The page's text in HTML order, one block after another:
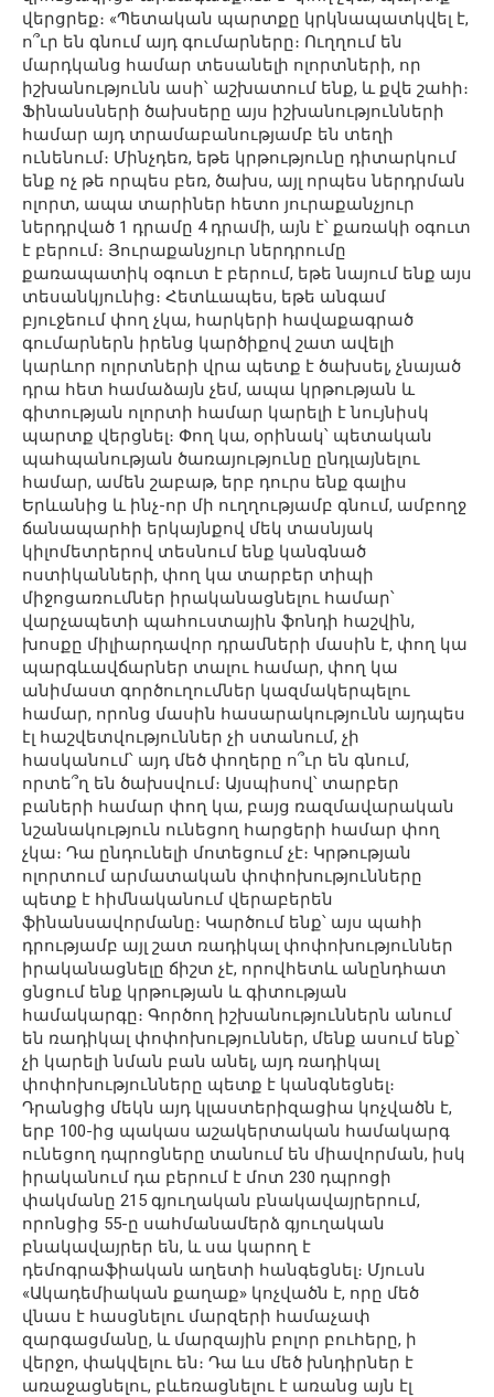
վերցրեք։ «Պետական պարտքը կրկնապատկվել է,
ո՞ւր են գնում այդ գումարները։ Ուղղում են
մարդկանց համար տեսանելի ոլորտների, որ
իշխանությունն ասի՝ աշխատում ենք, և քվե շահի։
Ֆինանսների ծախսերը այս իշխանությունների
համար այդ տրամաբանությամբ են տեղի
ունենում։ Մինչդեռ, եթե կրթությունը դիտարկում
ենք ոչ թե որպես բեռ, ծախս, այլ որպես ներդրման
ոլորտ, ապա տարիներ հետո յուրաքանչյուր
ներդրված 1 դրամը 4 դրամի, այն է՝ քառակի օգուտ
է բերում։ Յուրաքանչյուր ներդրումը
քառապատիկ օգուտ է բերում, եթե նայում ենք այս
տեսանկյունից։ Հետևապես, եթե անգամ
բյուջեում փող չկա, հարկերի հավաքագրած
գումարներն իրենց կարծիքով շատ ավելի
կարևոր ոլորտների վրա պետք է ծախսել, չնայած
դրա հետ համաձայն չեմ, ապա կրթության և
գիտության ոլորտի համար կարելի է նույնիսկ
պարտք վերցնել։ Փող կա, օրինակ՝ պետական
պահպանության ծառայությունը ընդլայնելու
համար, ամեն շաբաթ, երբ դուրս ենք գալիս
Երևանից և ինչ-որ մի ուղղությամբ գնում, ամբողջ
ճանապարհի երկայնքով մեկ տասնյակ
կիլոմետրերով տեսնում ենք կանգնած
ոստիկանների, փող կա տարբեր տիպի
միջոցառումներ իրականացնելու համար՝
վարչապետի պահուստային ֆոնդի հաշվին,
խոսքը միլիարդավոր դրամների մասին է, փող կա
պարգևավճարներ տալու համար, փող կա
անիմաստ գործուղումներ կազմակերպելու
համար, որոնց մասին հասարակությունն այդպես
էլ հաշվետվություններ չի ստանում, չի
հասկանում՝ այդ մեծ փողերը ո՞ւր են գնում,
որտե՞ղ են ծախսվում։ Այսպիսով՝ տարբեր
բաների համար փող կա, բայց ռազմավարական
նշանակություն ունեցող հարցերի համար փող
չկա։ Դա ընդունելի մոտեցում չէ։ Կրթության
ոլորտում արմատական փոփոխությունները
պետք է հիմնականում վերաբերեն
ֆինանսավորմանը։ Կարծում ենք՝ այս պահի
դրությամբ այլ շատ ռադիկալ փոփոխություններ
իրականացնելը ճիշտ չէ, որովհետև անընդհատ
ցնցում ենք կրթության և գիտության
համակարգը։ Գործող իշխանություններն անում
են ռադիկալ փոփոխություններ, մենք ասում ենք՝
չի կարելի նման բան անել, այդ ռադիկալ
փոփոխությունները պետք է կանգնեցնել։
Դրանցից մեկն այդ կլաստերիզացիա կոչվածն է,
երբ 100-ից պակաս աշակերտական համակարգ
ունեցող դպրոցները տանում են միավորման, իսկ
իրականում դա բերում է մոտ 230 դպրոցի
փակմանը 215 գյուղական բնակավայրերում,
որոնցից 55-ը սահմանամերձ գյուղական
բնակավայրեր են, և սա կարող է
դեմոգրաֆիական աղետի հանգեցնել։ Մյուսն
«Ակադեմիական քաղաք» կոչվածն է, որը մեծ
վնաս է հասցնելու մարզերի համաչափ
զարգացմանը, և մարզային բոլոր բուհերը, ի
վերջո, փակվելու են։ Դա ևս մեծ խնդիրներ է
առաջացնելու, բևեռացնելու է առանց այն էլ